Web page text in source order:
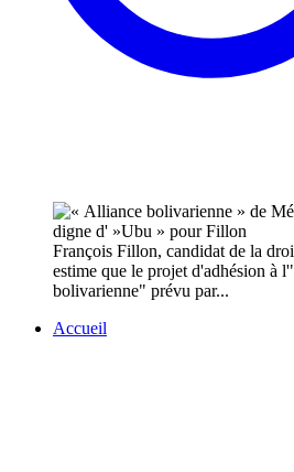
François Fillon, candidat de la
estime que le projet d'adhésion à
bolivarienne" prévu par...
Accueil